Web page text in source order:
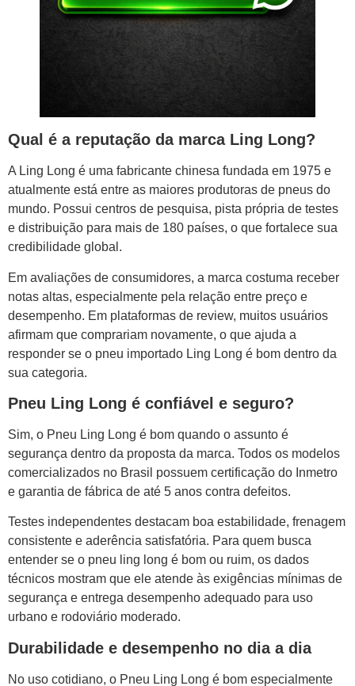
Qual é a reputação da marca Ling Long?
A Ling Long é uma fabricante chinesa fundada em 1975 e
atualmente está entre as maiores produtoras de pneus do
mundo. Possui centros de pesquisa, pista própria de testes
e distribuição para mais de 180 países, o que fortalece sua
credibilidade global.
Em avaliações de consumidores, a marca costuma receber
notas altas, especialmente pela relação entre preço e
desempenho. Em plataformas de review, muitos usuários
afirmam que comprariam novamente, o que ajuda a
responder se o pneu importado Ling Long é bom dentro da
sua categoria.
Pneu Ling Long é confiável e seguro?
Sim, o Pneu Ling Long é bom quando o assunto é
segurança dentro da proposta da marca. Todos os modelos
comercializados no Brasil possuem certificação do Inmetro
e garantia de fábrica de até 5 anos contra defeitos.
Testes independentes destacam boa estabilidade, frenagem
consistente e aderência satisfatória. Para quem busca
entender se o pneu ling long é bom ou ruim, os dados
técnicos mostram que ele atende às exigências mínimas de
segurança e entrega desempenho adequado para uso
urbano e rodoviário moderado.
Durabilidade e desempenho no dia a dia
No uso cotidiano, o Pneu Ling Long é bom especialmente